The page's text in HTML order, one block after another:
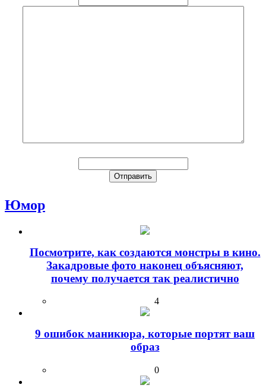
Юмор
Посмотрите, как создаются монстры в кино.
Закадровые фото наконец объясняют,
почему получается так реалистично
4
9 ошибок маникюра, которые портят ваш
образ
0